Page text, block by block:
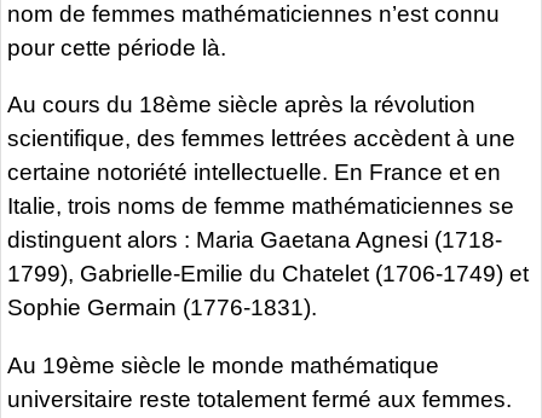
nom de femmes mathématiciennes n’est connu
pour cette période là.
Au cours du 18ème siècle après la révolution
scientifique, des femmes lettrées accèdent à une
certaine notoriété intellectuelle. En France et en
Italie, trois noms de femme mathématiciennes se
distinguent alors : Maria Gaetana Agnesi (1718-
1799), Gabrielle-Emilie du Chatelet (1706-1749) et
Sophie Germain (1776-1831).
Au 19ème siècle le monde mathématique
universitaire reste totalement fermé aux femmes.